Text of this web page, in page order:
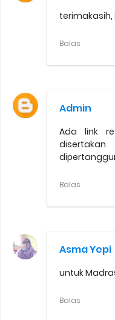
Balas
Admin
Ada link
Balas
Asma Yepi
untuk
Balas